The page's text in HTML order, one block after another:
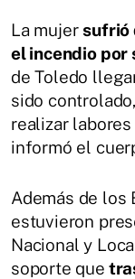
La mujersufrió
el incendio por
de Toledo
sido
realizar
informó el
Además de los
estuvieron
Nacional y
soporte que